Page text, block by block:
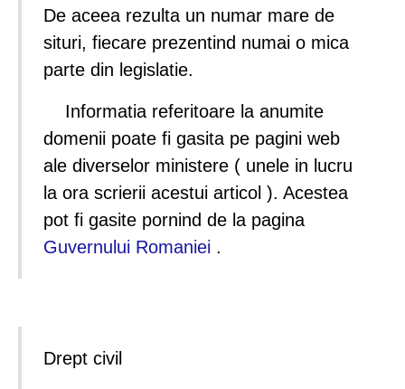
De aceea rezulta un numar mare de
situri, fiecare prezentind numai o mica
parte din legislatie.
Informatia referitoare la anumite
domenii poate fi gasita pe pagini web
ale diverselor ministere ( unele in lucru
la ora scrierii acestui articol ). Acestea
pot fi gasite pornind de la pagina
Guvernului Romaniei .
Drept civil